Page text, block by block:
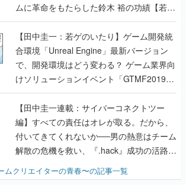
ムに革命をもたらした鈴木 裕の功績【若ゲ
のいたり】
【田中圭一：若ゲのいたり】ゲーム開発統
合環境「Unreal Engine」最新バージョン
で、開発環境はどう変わる？ ゲーム業界向
けソリューションイベント「GTMF2019」
に行って、より理解を深めよう【PR】
【田中圭一連載：サイバーコネクトツー
編】すべての責任はオレが取る。だから、
付いてきてくれないか──男の熱意はチーム
解散の危機を救い、『.hack』成功の活路を
『少年ジャンプ』色だった【若ゲのいた
ムクリエイターの青春〜の記事一覧